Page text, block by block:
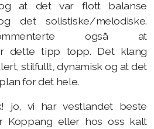
og at det var flott balanse
det solistiske/melodiske.
også at
dette tipp topp. Det klang
stilfullt, dynamisk og at det
for det hele.
jo, vi har vestlandet beste
Koppang eller hos oss kalt